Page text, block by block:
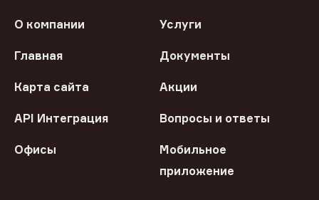
О компании Услуги
Главная Документы
Карта сайта Акции
API Интеграция Вопросы и ответы
Офисы
Мобильное
приложение